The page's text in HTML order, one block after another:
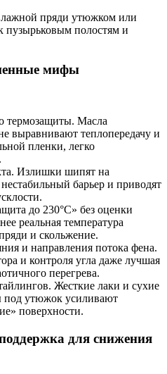
пряди утюжком или
полостям и
мифы
термозащиты. Масла
выравнивают теплопередачу и
пленки, легко
Излишки шипят на
барьер и приводят
до 230°C» без оценки
реальная температура
и скольжение.
и направления потока фена.
и контроля угла даже лучшая
перегрева.
Жесткие лаки и сухие
под утюжок усиливают
поверхности.
для снижения